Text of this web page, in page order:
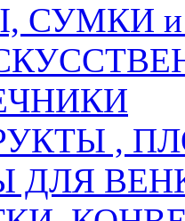
СУМКИ
,
ДЛЯ